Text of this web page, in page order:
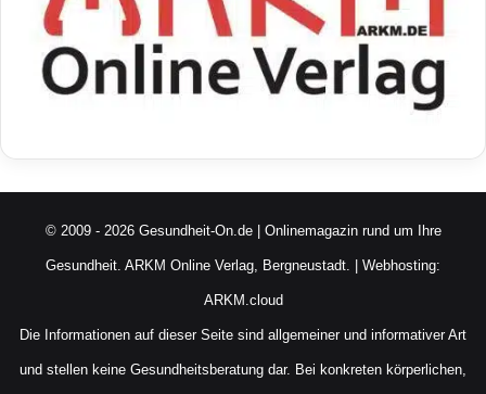
© 2009 - 2026 Gesundheit-On.de | Onlinemagazin rund um Ihre
Gesundheit. ARKM Online Verlag, Bergneustadt. | Webhosting:
ARKM.cloud
Die Informationen auf dieser Seite sind allgemeiner und informativer Art
und stellen keine Gesundheitsberatung dar. Bei konkreten körperlichen,